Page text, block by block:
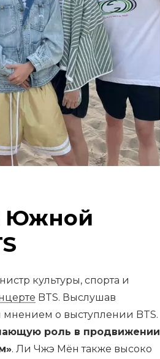
Южной
культуры, спорта и
BTS. Выслушав
о выступлении BTS.
роль в продвижении
. Ли Чжэ Мён также высоко